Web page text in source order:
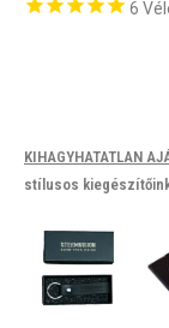
6
KIHAGYHATATLAN
stílusos